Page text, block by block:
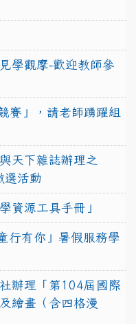
學觀摩-歡迎教師參
賽」，請老師踴躍組
天下雜誌辦理之
選活動
資源工具手冊」
行有你」暑假服務學
辦理「第104屆國際
繪畫（含四格漫